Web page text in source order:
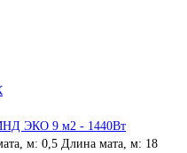
ЭКО 9 м2 - 1440Вт
м: 0,5 Длина мата, м: 18